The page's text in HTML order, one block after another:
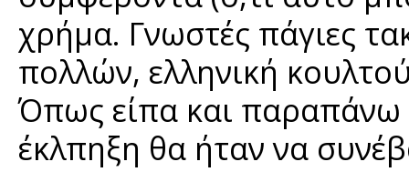
χρήμα. Γνωστές πάγιες
πολλών, ελληνική
Όπως είπα και παραπάνω
έκλπηξη θα ήταν να